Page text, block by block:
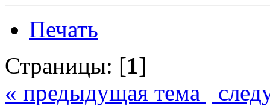
Печать
Страницы: [1]
« предыдущая тема